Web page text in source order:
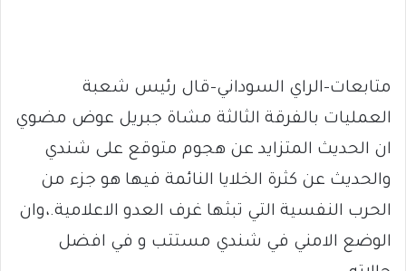
متابعات-الراي السوداني-قال رئيس شعبة
العمليات بالفرقة الثالثة مشاة جبريل عوض مضوي
ان الحديث المتزايد عن هجوم متوقع على شندي
والحديث عن كثرة الخلايا النائمة فيها هو جزء من
الحرب النفسية التي تبثها غرف العدو الاعلامية.،وان
الوضع الامني في شندي مستتب و في افضل